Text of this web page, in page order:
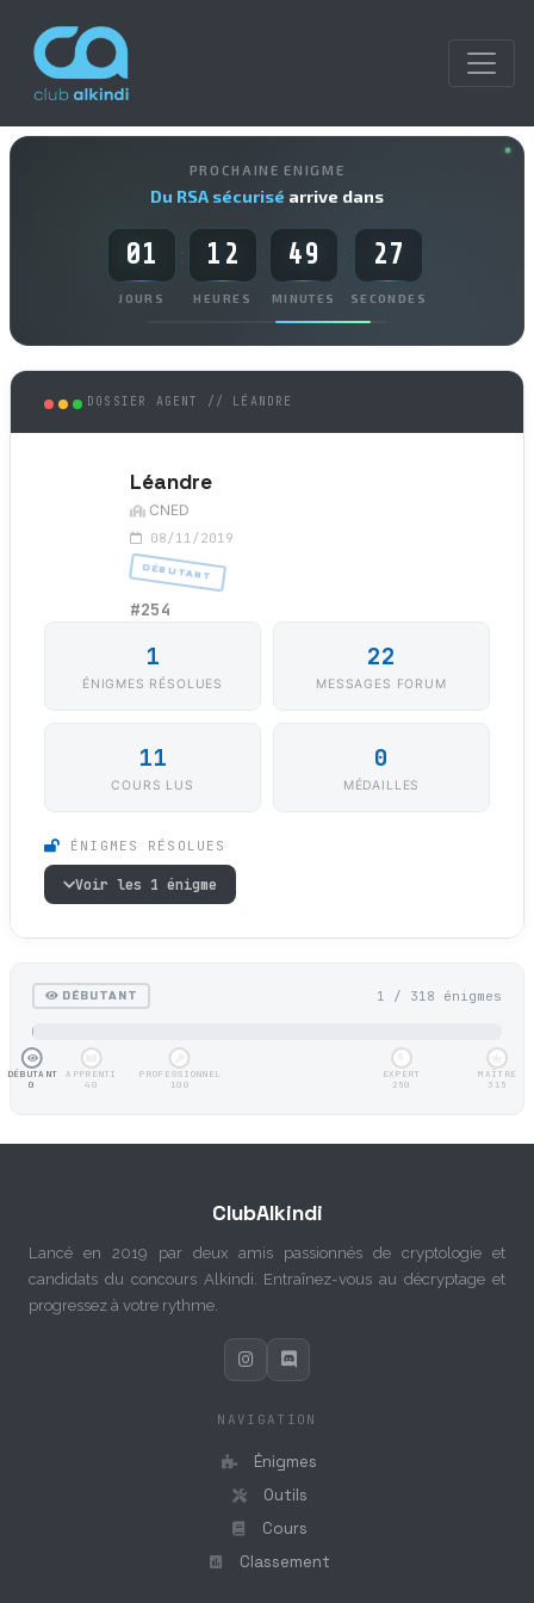
PROCHAINE ENIGME
Du RSA sécurisé arrive dans
01
JOURS
12
HEURES
49
MINUTES
27
SECONDES
DOSSIER AGENT // LÉANDRE
Léandre
CNED
08/11/2019
DÉBUTANT
#254
1
ÉNIGMES RÉSOLUES
22
MESSAGES FORUM
11
COURS LUS
0
MÉDAILLES
ÉNIGMES RÉSOLUES
Voir les 1 énigme
DÉBUTANT 1 / 318 énigmes
DÉBUTANT
0
APPRENTI
40
PROFESSIONNEL
100
EXPERT
250
MAÎTRE
315
ClubAlkindi
Lancé en 2019 par deux amis passionnés de cryptologie et
candidats du concours Alkindi. Entraînez-vous au décryptage et
progressez à votre rythme.
NAVIGATION
Énigmes
Outils
Cours
Classement